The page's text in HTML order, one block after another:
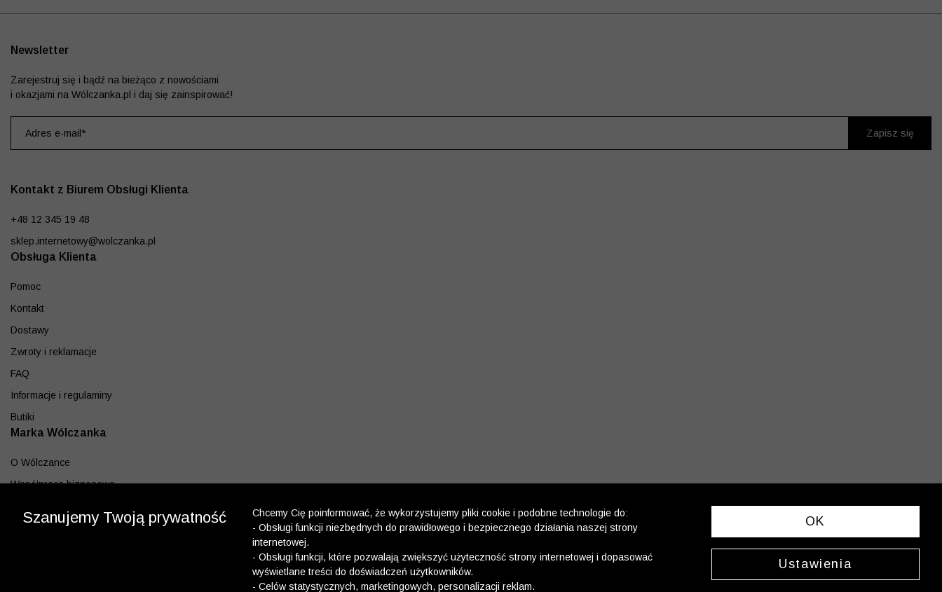
Kontakt z Biurem Obsługi Klienta
+48 12 345 19 48
sklep.internetowy@wolczanka.pl
Obsługa Klienta
Pomoc
Kontakt
Dostawy
Zwroty i reklamacje
FAQ
Informacje i regulaminy
Butiki
Marka Wólczanka
O Wólczance
Współpraca biznesowa
Program lojalnościowy
Newsletter
Zarejestruj się i bądź na bieżąco z nowościami
i okazjami na Wólczanka.pl i daj się zainspirować!
Szanujemy Twoją prywatność
Chcemy Cię poinformować, że wykorzystujemy pliki cookie i podobne technologie do:
- Obsługi funkcji niezbędnych do prawidłowego i bezpiecznego działania naszej strony
internetowej.
- Obsługi funkcji, które pozwalają zwiększyć użyteczność strony internetowej i dopasować
wyświetlane treści do doświadczeń użytkowników.
- Celów statystycznych, marketingowych, personalizacji reklam.
OK
Ustawienia